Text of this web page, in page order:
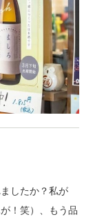
したか？私が
！笑）、もう品